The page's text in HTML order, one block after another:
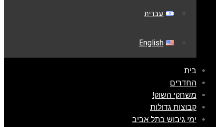
עברית
English
בית
החדרים
משחקי השוק!
קבוצות גדולות
ימי גיבוש בתל אביב